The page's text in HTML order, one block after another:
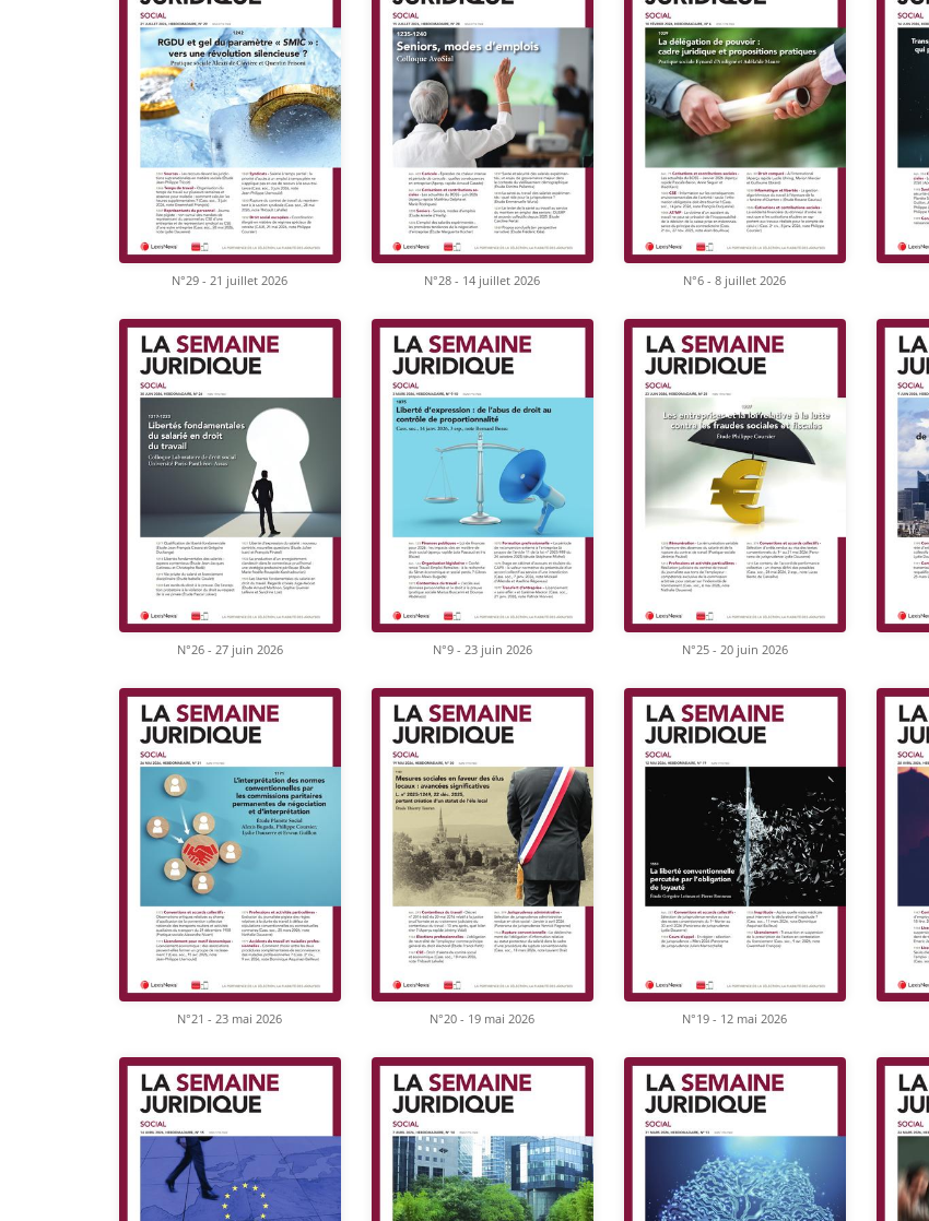
N°29 - 21 juillet 2026 N°28 - 14 juillet 2026 N°6 - 8 juillet 2026
N°26 - 27 juin 2026 N°9 - 23 juin 2026 N°25 - 20 juin 2026
N°21 - 23 mai 2026 N°20 - 19 mai 2026 N°19 - 12 mai 2026